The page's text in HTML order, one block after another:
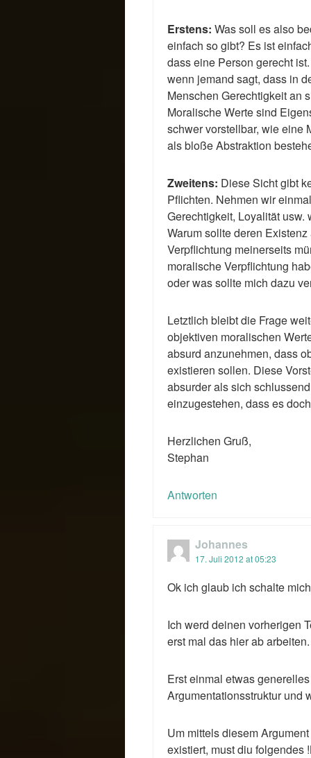
Erstens: Was soll es also
einfach so gibt? Es ist
dass eine Person gerecht
wenn jemand sagt, dass in
Menschen Gerechtigkeit an
Moralische Werte sind
schwer vorstellbar, wie eine
als bloße Abstraktion
Zweitens: Diese Sicht gibt
Pflichten. Nehmen wir
Gerechtigkeit, Loyalität
Warum sollte deren
Verpflichtung meinerseits
moralische Verpflichtung
oder was sollte mich dazu
Letztlich bleibt die Frage
objektiven moralischen
absurd anzunehmen, dass
existieren sollen. Diese
absurder als sich
einzugestehen, dass es
Herzlichen Gruß,
Stephan
Antworten
Johannes
17. Juli 2012 at 05:23
Ok ich glaub ich schalte
Ich werd deinen vorherigen
erst mal das hier ab arbeiten.
Erst einmal etwas
Argumentationsstruktur und
Um mittels diesem
existiert, must diu folgendes